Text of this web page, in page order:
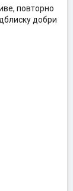
повторно
добри